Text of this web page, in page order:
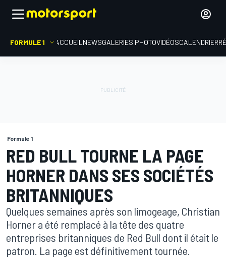
FORMULE 1 ACCUEIL NEWSGALERIES PHOTOVIDÉOSCALENDRIER
Formule 1
RED BULL TOURNE LA PAGE
HORNER DANS SES SOCIÉTÉS
BRITANNIQUES
Quelques semaines après son limogeage, Christian
Horner a été remplacé à la tête des quatre
entreprises britanniques de Red Bull dont il était le
patron. La page est définitivement tournée.